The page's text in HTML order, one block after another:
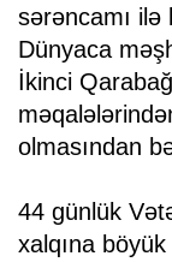
sərəncamı ilə
Dünyaca
İkinci
olmasından
44 günlük
xalqına